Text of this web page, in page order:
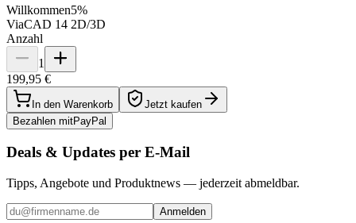
Willkommen5%
ViaCAD 14 2D/3D
Anzahl
1
199,95 €
In den Warenkorb
Jetzt kaufen
Bezahlen mitPayPal
Deals & Updates per E-Mail
Tipps, Angebote und Produktnews — jederzeit abmeldbar.
Anmelden